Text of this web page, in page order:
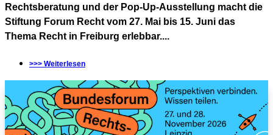
Rechtsberatung und der Pop-Up-Ausstellung macht die
Stiftung Forum Recht vom 27. Mai bis 15. Juni das
Thema Recht in Freiburg erlebbar....
>>> Weiterlesen